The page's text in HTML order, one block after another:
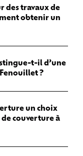
des travaux de
obtenir un
t-il d’une
?
un choix
couverture à